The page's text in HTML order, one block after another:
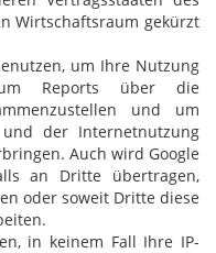
Wirtschaftsraum gekürzt
um Ihre Nutzung
Reports über die
und um
der Internetnutzung
Auch wird Google
an Dritte übertragen,
oder soweit Dritte diese
in keinem Fall Ihre IP-